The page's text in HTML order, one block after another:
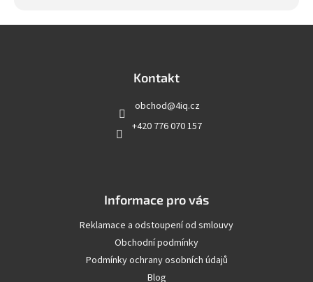
Kontakt
obchod@4iq.cz
+420 776 070 157
Informace pro vás
Reklamace a odstoupení od smlouvy
Obchodní podmínky
Podmínky ochrany osobních údajů
Blog